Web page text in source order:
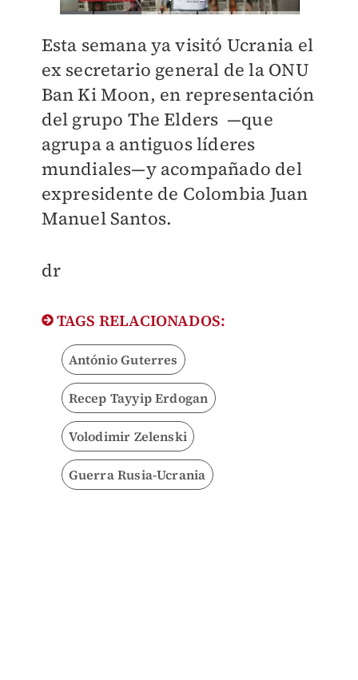
Esta semana ya visitó Ucrania el
ex secretario general de la ONU
Ban Ki Moon, en representación
del grupo The Elders —que
agrupa a antiguos líderes
mundiales—y acompañado del
expresidente de Colombia Juan
Manuel Santos.
dr
TAGS RELACIONADOS:
António Guterres
Recep Tayyip Erdogan
Volodimir Zelenski
Guerra Rusia-Ucrania